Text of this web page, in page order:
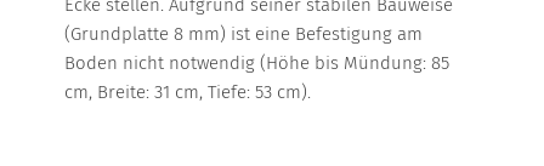
Ecke stellen. Aufgrund seiner stabilen Bauweise
(Grundplatte 8 mm) ist eine Befestigung am
Boden nicht notwendig (Höhe bis Mündung: 85
cm, Breite: 31 cm, Tiefe: 53 cm).